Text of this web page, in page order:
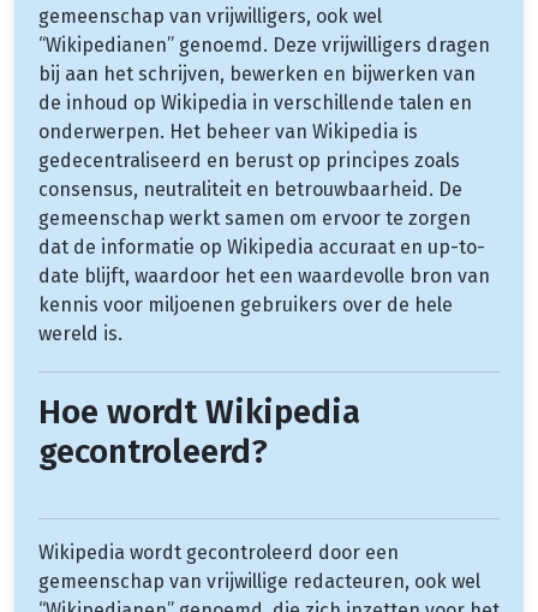
gemeenschap van vrijwilligers, ook wel
“Wikipedianen” genoemd. Deze vrijwilligers dragen
bij aan het schrijven, bewerken en bijwerken van
de inhoud op Wikipedia in verschillende talen en
onderwerpen. Het beheer van Wikipedia is
gedecentraliseerd en berust op principes zoals
consensus, neutraliteit en betrouwbaarheid. De
gemeenschap werkt samen om ervoor te zorgen
dat de informatie op Wikipedia accuraat en up-to-
date blijft, waardoor het een waardevolle bron van
kennis voor miljoenen gebruikers over de hele
wereld is.
Hoe wordt Wikipedia
gecontroleerd?
Wikipedia wordt gecontroleerd door een
gemeenschap van vrijwillige redacteuren, ook wel